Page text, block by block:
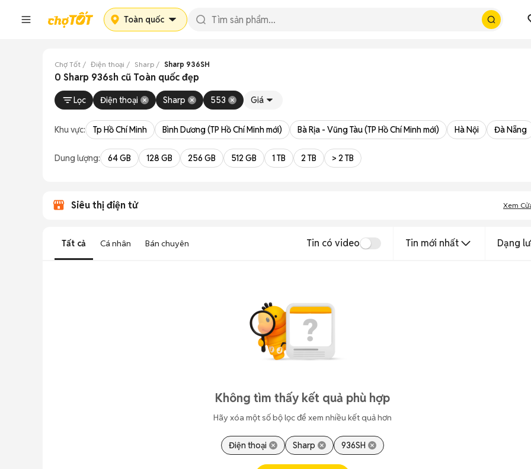
Toàn quốc
Chợ Tốt Điện thoại Sharp Sharp 936SH
0 Sharp 936sh cũ Toàn quốc đẹp
Lọc Điện thoại Sharp 553 Giá
Khu vực: Tp Hồ Chí Minh Bình Dương (TP Hồ Chí Minh mới) Bà Rịa - Vũng Tàu (TP Hồ Chí Minh mới) Hà Nội Đà Nẵng
Dung lượng: 64 GB 128 GB 256 GB 512 GB 1 TB 2 TB > 2 TB
Siêu thị điện tử Xem
Tất cả Cá nhân Bán chuyên Tin có video Tin mới nhất Dạng
Không tìm thấy kết quả phù hợp
Hãy xóa một số bộ lọc để xem nhiều kết quả hơn
Điện thoại Sharp 936SH